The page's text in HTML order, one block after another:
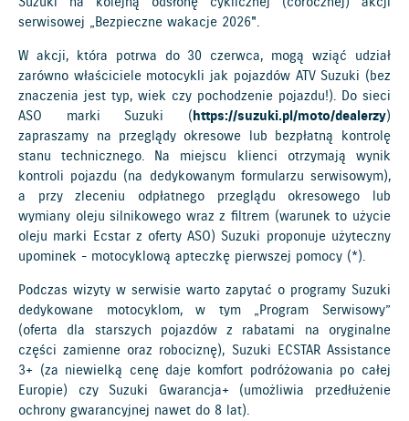
serwisowej „Bezpieczne wakacje 2026".
W akcji, która potrwa do 30 czerwca, mogą wziąć udział
zarówno właściciele motocykli jak pojazdów ATV Suzuki (bez
znaczenia jest typ, wiek czy pochodzenie pojazdu!). Do sieci
ASO marki Suzuki (https://suzuki.pl/moto/dealerzy)
zapraszamy na przeglądy okresowe lub bezpłatną kontrolę
stanu technicznego. Na miejscu klienci otrzymają wynik
kontroli pojazdu (na dedykowanym formularzu serwisowym),
a przy zleceniu odpłatnego przeglądu okresowego lub
wymiany oleju silnikowego wraz z filtrem (warunek to użycie
oleju marki Ecstar z oferty ASO) Suzuki proponuje użyteczny
upominek - motocyklową apteczkę pierwszej pomocy (*).
Podczas wizyty w serwisie warto zapytać o programy Suzuki
dedykowane motocyklom, w tym „Program Serwisowy”
(oferta dla starszych pojazdów z rabatami na oryginalne
części zamienne oraz robociznę), Suzuki ECSTAR Assistance
3+ (za niewielką cenę daje komfort podróżowania po całej
Europie) czy Suzuki Gwarancja+ (umożliwia przedłużenie
ochrony gwarancyjnej nawet do 8 lat).